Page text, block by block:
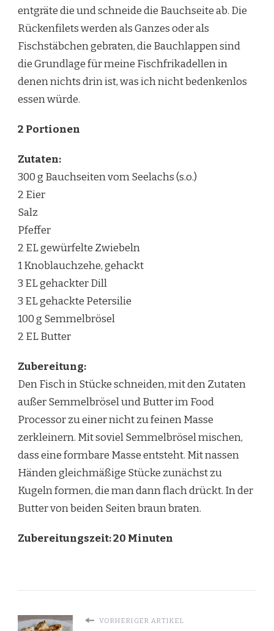
entgräte die und schneide die Bauchseite ab. Die
Rückenfilets werden als Ganzes oder als
Fischstäbchen gebraten, die Bauchlappen sind
die Grundlage für meine Fischfrikadellen in
denen nichts drin ist, was ich nicht bedenkenlos
essen würde.
2 Portionen
Zutaten:
300 g Bauchseiten vom Seelachs (s.o.)
2 Eier
Salz
Pfeffer
2 EL gewürfelte Zwiebeln
1 Knoblauchzehe, gehackt
3 EL gehackter Dill
3 EL gehackte Petersilie
100 g Semmelbrösel
2 EL Butter
Zubereitung:
Den Fisch in Stücke schneiden, mit den Zutaten
außer Semmelbrösel und Butter im Food
Processor zu einer nicht zu feinen Masse
zerkleinern. Mit soviel Semmelbrösel mischen,
dass eine formbare Masse entsteht. Mit nassen
Händen gleichmäßige Stücke zunächst zu
Kugeln formen, die man dann flach drückt. In der
Butter von beiden Seiten braun braten.
Zubereitungszeit: 20 Minuten
VORHERIGER ARTIKEL